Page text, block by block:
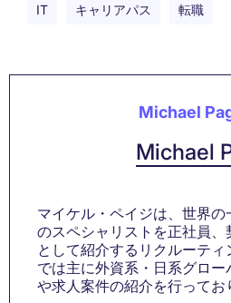
IT キャリアパス 転職
Michael
Michael
マイケル・ペイジは、世界
のスペシャリストを正社員、
として紹介するリクルーテ
では主に外資系・日系グロ
や求人案件の紹介を行ってお